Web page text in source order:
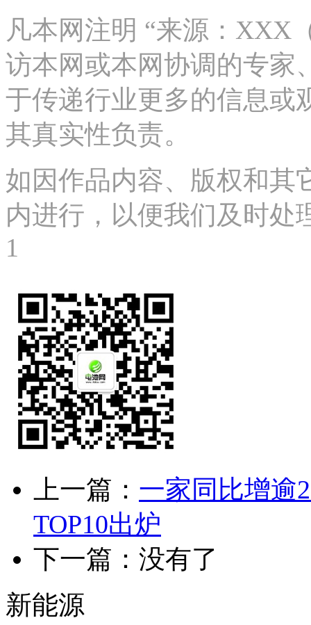
凡本网注明 “来源：XXX
访本网或本网协调的专家
于传递行业更多的信息或
其真实性负责。
如因作品内容、版权和其
内进行，以便我们及时处
1
上一篇： 一家同比增逾
TOP10出炉
下一篇：没有了
新能源